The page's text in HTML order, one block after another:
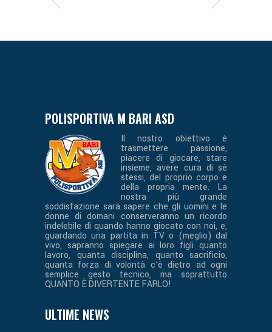
POLISPORTIVA M BARI ASD
Il nostro obiettivo è
trasmettere passione,
piacere di giocare, stare
insieme, avere cura di sè
stessi, del proprio corpo e
della propria mente. La
nostra più grande
soddisfazione sarà sapere che gli uomini e le
donne di domani conserveranno un ricordo
indelebile di quando hanno giocato con noi, e,
guardando una partita in TV o (meglio) dal
vivo, sapranno spiegare ai loro figli quanto
lavoro, quanta disciplina, quanto sacrificio,
quanta forza di volontà c’è dietro ad ogni
semplice gesto tecnico, ma soprattutto
QUANTO È DIVERTENTE FARLO!
ULTIME NEWS